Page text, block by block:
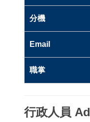
分機
Email
職掌
行政人員